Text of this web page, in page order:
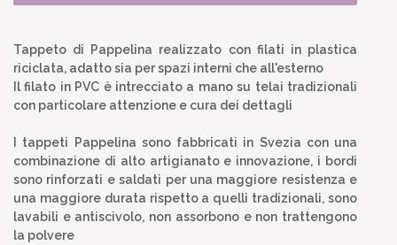
Tappeto di Pappelina realizzato con filati in plastica
riciclata, adatto sia per spazi interni che all'esterno
Il filato in PVC è intrecciato a mano su telai tradizionali
con particolare attenzione e cura dei dettagli
I tappeti Pappelina sono fabbricati in Svezia con una
combinazione di alto artigianato e innovazione, i bordi
sono rinforzati e saldati per una maggiore resistenza e
una maggiore durata rispetto a quelli tradizionali, sono
lavabili e antiscivolo, non assorbono e non trattengono
la polvere